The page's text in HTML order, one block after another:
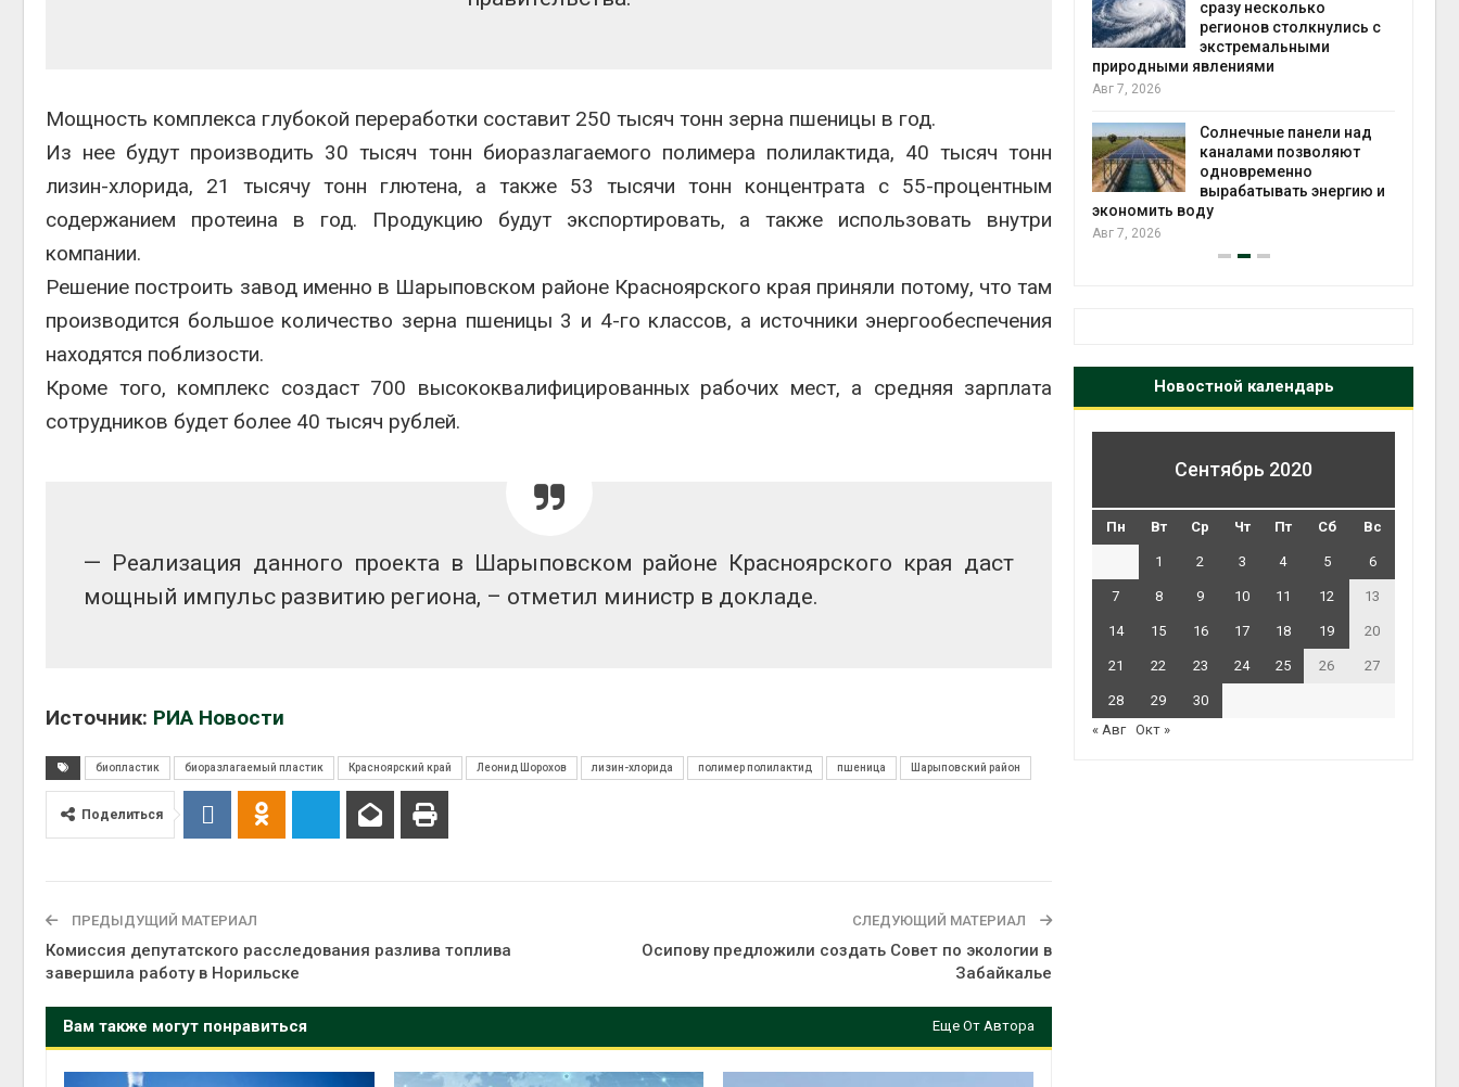
Мощность комплекса глубокой переработки составит 250 тысяч тонн зерна пшеницы в год.
Из нее будут производить 30 тысяч тонн биоразлагаемого полимера полилактида, 40 тысяч тонн
лизин-хлорида, 21 тысячу тонн глютена, а также 53 тысячи тонн концентрата с 55-процентным
содержанием протеина в год. Продукцию будут экспортировать, а также использовать внутри
компании.
Решение построить завод именно в Шарыповском районе Красноярского края приняли потому, что там
производится большое количество зерна пшеницы 3 и 4-го классов, а источники энергообеспечения
находятся поблизости.
Кроме того, комплекс создаст 700 высококвалифицированных рабочих мест, а средняя зарплата
сотрудников будет более 40 тысяч рублей.
— Реализация данного проекта в Шарыповском районе Красноярского края даст
мощный импульс развитию региона, – отметил министр в докладе.
Источник: РИА Новости
биопластик биоразлагаемый пластик Красноярский край Леонид Шорохов лизин-хлорида полимер полилактид пшеница Шарыповский район
Поделиться
ПРЕДЫДУЩИЙ МАТЕРИАЛ
Комиссия депутатского расследования разлива топлива
завершила работу в Норильске
СЛЕДУЮЩИЙ МАТЕРИАЛ
Осипову предложили создать Совет по экологии в
Забайкалье
Вам также могут понравиться Еще От Автора
вторсырья
из воздуха с помощью
Авг 6, 2026
Нижнего Новгорода
сразу несколько
регионов столкнулись с
экстремальными
природными явлениями
Авг 7, 2026
Солнечные панели над
каналами позволяют
одновременно
вырабатывать энергию и
экономить воду
Авг 7, 2026
Новостной календарь
Сентябрь 2020
Пн Вт Ср Чт Пт Сб Вс
1 2 3 4 5 6
7 8 9 10 11 12 13
14 15 16 17 18 19 20
21 22 23 24 25 26 27
28 29
30
« Авг Окт »